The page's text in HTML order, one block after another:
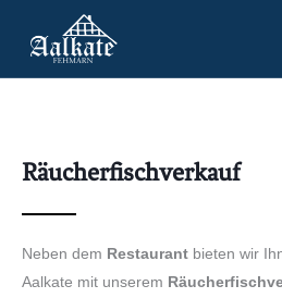
Inhalt
Räucherfischverkauf
Neben dem Restaurant bieten wir
Aalkate mit unserem